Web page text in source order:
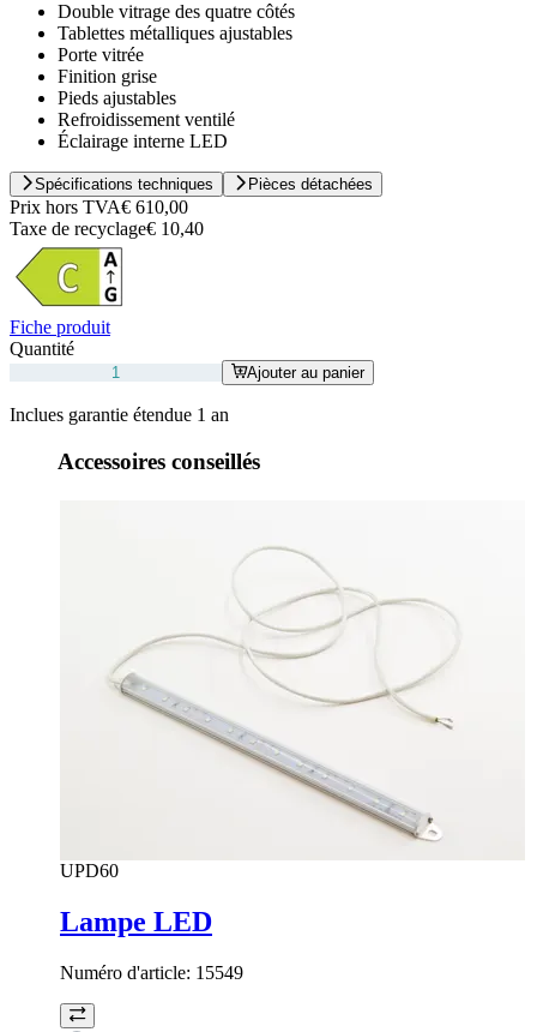
Double vitrage des quatre côtés
Tablettes métalliques ajustables
Porte vitrée
Finition grise
Pieds ajustables
Refroidissement ventilé
Éclairage interne LED
Spécifications techniques Pièces détachées
Prix hors TVA€ 610,00
Taxe de recyclage€ 10,40
Fiche produit
Quantité
Ajouter au panier
Inclues garantie étendue 1 an
Accessoires conseillés
UPD60
Lampe LED
Numéro d'article: 15549